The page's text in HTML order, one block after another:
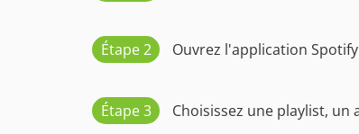
Étape 2 Ouvrez l'application
Étape 3 Choisissez une playlist,